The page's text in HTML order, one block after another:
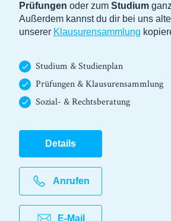
Prüfungen oder zum Studium
Außerdem kannst du dir bei uns
unserer Klausurensammlung
Studium & Studienplan
Prüfungen & Klausurensammlung
Sozial- & Rechtsberatung
Details
Anrufen
E-Mail